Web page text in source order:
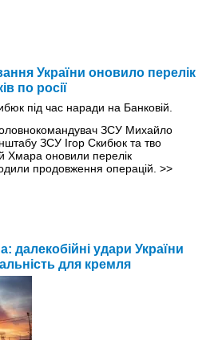
України оновило перелік
по росії
ЗСУ Михайло
ЗСУ Ігор Скибюк та тво
Хмара оновили перелік
продовження операцій. >>
далекобійні удари України
для кремля